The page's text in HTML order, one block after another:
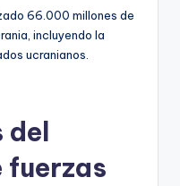
66.000 millones de
incluyendo la
ucranianos.
del
fuerzas